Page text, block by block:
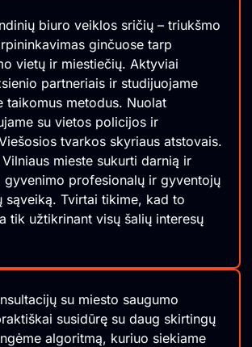
biuro veiklos sričių – triukšmo
ginčuose tarp
vietų ir miestiečių. Aktyviai
partneriais ir studijuojame
taikomus metodus. Nuolat
su vietos policijos ir
tvarkos skyriaus atstovais.
mieste sukurti darnią ir
gyvenimo profesionalų ir gyventojų
sąveiką. Tvirtai tikime, kad to
tik užtikrinant visų šalių interesų
su miesto saugumo
susidūrę su daug skirtingų
algoritmą, kuriuo siekiame